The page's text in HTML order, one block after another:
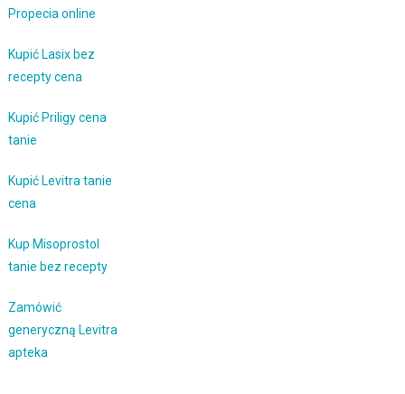
Propecia online
Kupić Lasix bez
recepty cena
Kupić Priligy cena
tanie
Kupić Levitra tanie
cena
Kup Misoprostol
tanie bez recepty
Zamówić
generyczną Levitra
apteka